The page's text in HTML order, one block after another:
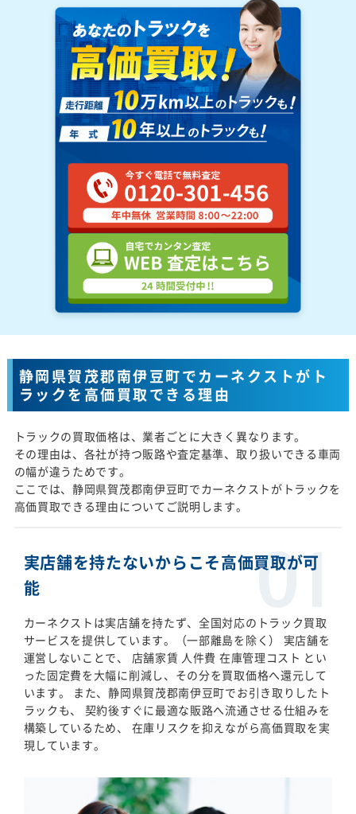
静岡県賀茂郡南伊豆町でカーネクストがト
ラックを高価買取できる理由
トラックの買取価格は、業者ごとに大きく異なります。
その理由は、各社が持つ販路や査定基準、取り扱いできる車両
の幅が違うためです。
ここでは、静岡県賀茂郡南伊豆町でカーネクストがトラックを
高価買取できる理由についてご説明します。
実店舗を持たないからこそ高価買取が可
能
カーネクストは実店舗を持たず、全国対応のトラック買取
サービスを提供しています。（一部離島を除く） 実店舗を
運営しないことで、 店舗家賃 人件費 在庫管理コスト とい
った固定費を大幅に削減し、その分を買取価格へ還元して
います。 また、静岡県賀茂郡南伊豆町でお引き取りしたト
ラックも、 契約後すぐに最適な販路へ流通させる仕組みを
構築しているため、 在庫リスクを抑えながら高価買取を実
現しています。